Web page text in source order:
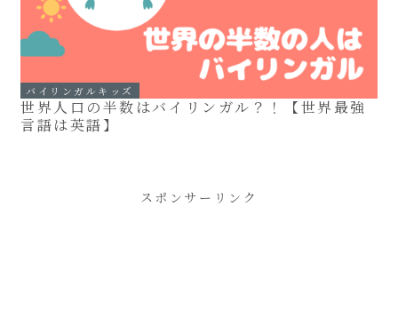
バイリンガルキッズ
世界人口の半数はバイリンガル？！【世界最強
言語は英語】
スポンサーリンク